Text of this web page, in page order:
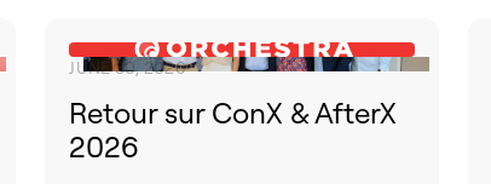
JUNE 30, 2026
Retour sur ConX & AfterX
2026